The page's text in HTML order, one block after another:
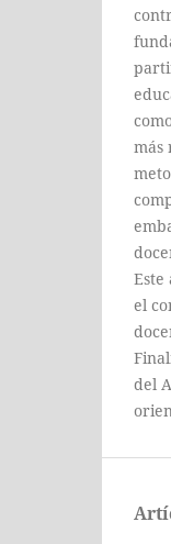
más
el
del